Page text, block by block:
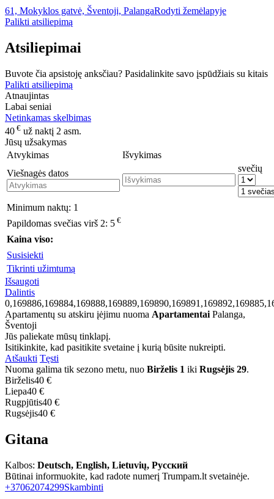
61, Mokyklos gatvė, Šventoji, PalangaRodyti žemėlapyje
Palikti atsiliepimą
Atsiliepimai
Buvote čia apsistoję anksčiau? Pasidalinkite savo įspūdžiais su kitais
Palikti atsiliepimą
Atnaujintas
Labai seniai
Netinkamas skelbimas
40 € už naktį 2 asm.
Jūsų užsakymas
Atvykimas
Išvykimas
Viešnagės datos
svečių
Minimum naktų: 1
Papildomas svečias virš 2: 5 €
Kaina viso:
Susisiekti
Tikrinti užimtumą
Išsaugoti
Dalintis
Apartamentų su atskiru įėjimu nuoma Apartamentai Palanga,
Šventoji
Jūs paliekate mūsų tinklapį.
Isitikinkite, kad pasitikite svetaine į kurią būsite nukreipti.
Atšaukti Tęsti
Nuoma galima tik sezono metu, nuo Birželis 1 iki Rugsėjis 29.
Birželis40 €
Liepa40 €
Rugpjūtis40 €
Rugsėjis40 €
Gitana
Kalbos: Deutsch, English, Lietuvių, Русский
Būtinai informuokite, kad radote numerį Trumpam.lt svetainėje.
+37062074299Skambinti